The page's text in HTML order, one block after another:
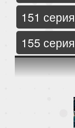
151 серия
155 серия
159 серия
163 серия
167 серия